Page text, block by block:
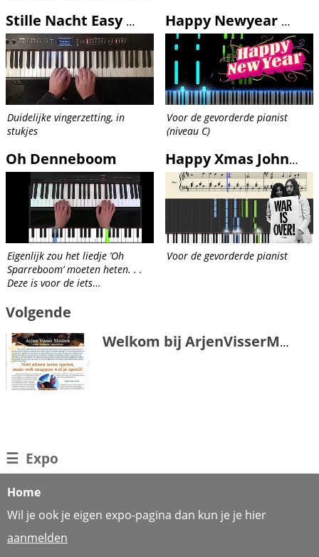
3 op E, 4 op F, 5 op de G
Stille Nacht Easy door Arjen
Duidelijke vingerzetting, in
stukjes
Happy Newyear ABBA
Voor de gevorderde pianist
(niveau C)
Oh Denneboom
Eigenlijk zou het liedje ’Oh
Sparreboom’ moeten heten. . .
Deze is voor de iets
met bastonen. Duidelijk
voorgespeeld met goede
vingerzetting/posities
Happy Xmas John & Yoko
Voor de gevorderde pianist
Volgende
Welkom bij ArjenVisserMuziek
☰ Expo
Home
Wil je ook je eigen expo-pagina dan kun je je hier
aanmelden